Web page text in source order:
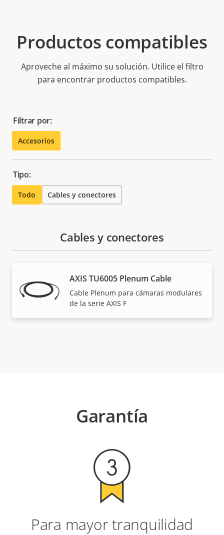
Productos compatibles
Aproveche al máximo su solución. Utilice el filtro
para encontrar productos compatibles.
Filtrar por:
Accesorios
Tipo:
Todo Cables y conectores
Cables y conectores
AXIS TU6005 Plenum Cable
Cable Plenum para cámaras modulares
de la serie AXIS F
Garantía
Para mayor tranquilidad